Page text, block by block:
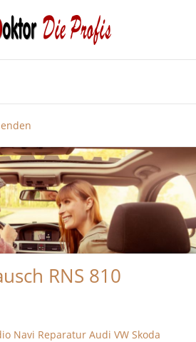
RNS 810
Navi Reparatur Audi VW Skoda